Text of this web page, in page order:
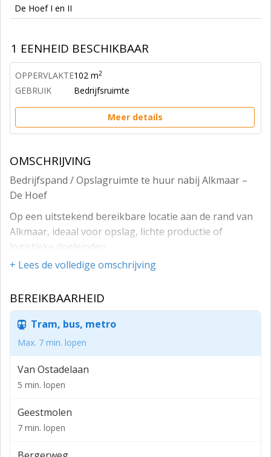
De Hoef I en II
1 EENHEID BESCHIKBAAR
OPPERVLAKTE102 m2
GEBRUIK Bedrijfsruimte
Meer details
OMSCHRIJVING
Bedrijfspand / Opslagruimte te huur nabij Alkmaar –
De Hoef
Op een uitstekend bereikbare locatie aan de rand van
Alkmaar, ideaal voor opslag, lichte productie of
logistieke doeleinden.
Kenmerken:
- Begane grond: ca. 62 m²
- Twee laadvloeren op de eerste verdieping: elk ca. 22
m² (totaal 44 m²)
- Voorzien van twee overheaddeuren, wat laden en
lossen vergemakkelijk
- Wateraansluiting en toilet aanwezig –
+ Lees de volledige omschrijving
BEREIKBAARHEID
Tram, bus, metro
Max. 7 min. lopen
Van Ostadelaan
5 min. lopen
Geestmolen
7 min. lopen